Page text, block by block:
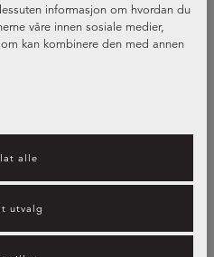
informasjon om hvordan du
våre innen sosiale medier,
kan kombinere den med annen
for dem, eller som de har samlet
alle
utvalg